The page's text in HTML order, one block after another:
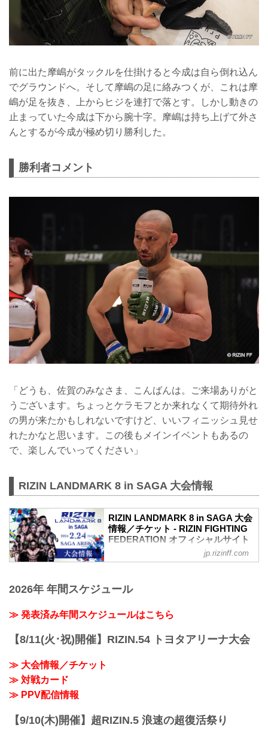
前に出た摩嶋がタックルを仕掛けると今成は自ら倒れ込ん
でグラウンドへ。そして摩嶋の足に絡みつくが、これは摩
嶋が足を抜き、上からヒジを連打で落とす。しかし動きの
止まっていた今成は下から腕十字。摩嶋は持ち上げて外さ
んとするが今成が極め切り勝利した。
勝利者コメント
「どうも、佐賀のみなさま、こんばんは。ご来場ありがと
うございます。ちょっとケラモフとか来れなくて期待外れ
の男が来たかもしれないですけど、いいフィニッシュ見せ
れたかなと思います。この後もメインイベントもあるの
で、楽しんでいってください」
RIZIN LANDMARK 8 in SAGA 大会情報
RIZIN LANDMARK 8 in SAGA 大会
情報／チケット - RIZIN FIGHTING
FEDERATION オフィシャルサイト
RIZIN LANDMARK 8 in SAGA 大会概要
始
終了予定時間
※試合内容、イベント進行によって終了
予定時間が前後することがありますので
［30］SAGAサンライズパーク・自動車
試験場行き
jp.rizinff.com
2026年 年間スケジュール
≫ 発表済み年間スケジュールはこちら
【8/11(火･祝)開催】RIZIN.54 トヨタアリーナ大会
≫ 大会情報／チケット
≫ 対戦カード
≫ PPV配信情報
【9/10(木)開催】超RIZIN.5 浪速の超復活祭り